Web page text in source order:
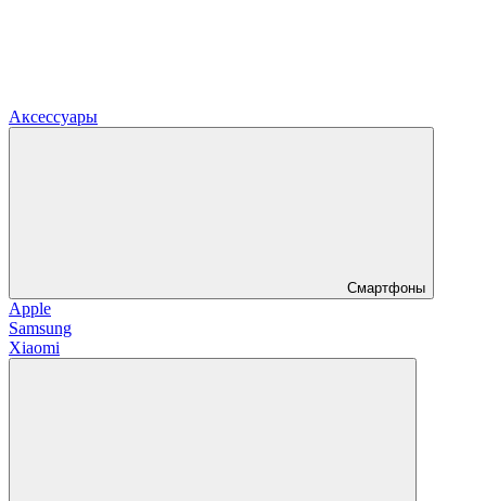
Аксессуары
Смартфоны
Apple
Samsung
Xiaomi